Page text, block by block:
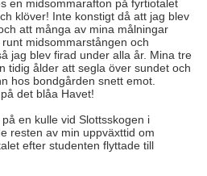
en midsommarafton på fyrtiotalet
klöver! Inte konstigt då att jag blev
att många av mina målningar
midsommarstången och
jag blev firad under alla år. Mina tre
tidig ålder att segla över sundet och
hos bondgården snett emot.
det blåa Havet!
en kulle vid Slottsskogen i
resten av min uppväxttid om
efter studenten flyttade till